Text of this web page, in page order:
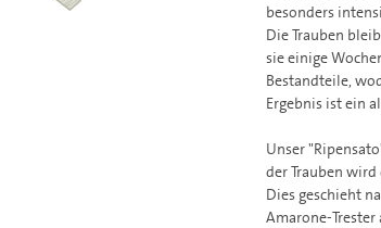
besonders
Die Trauben
sie einige
Bestandteile,
Ergebnis ist ein
Unser
der Trauben wird
Dies geschieht
Amarone-